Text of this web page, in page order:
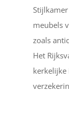
meubels
zoals
Het
kerkelijke